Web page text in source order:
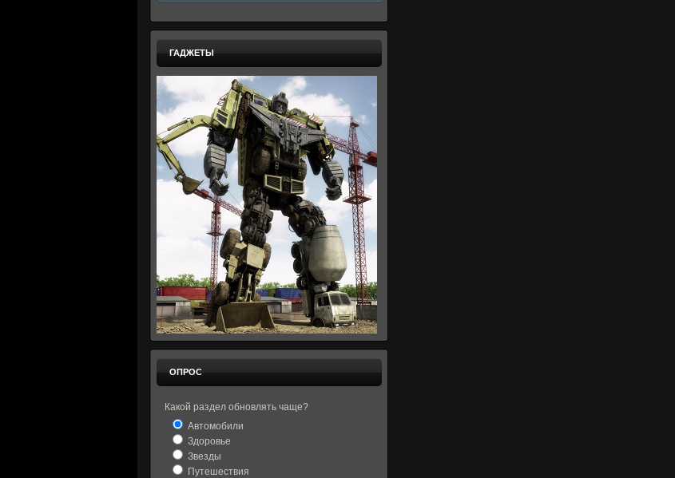
ГАДЖЕТЫ
ОПРОС
Какой раздел обновлять чаще?
Автомобили
Здоровье
Звезды
Путешествия